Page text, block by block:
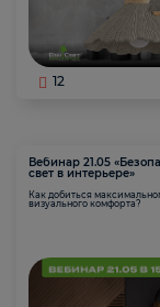
12
Вебинар 21.05
свет в интерьере»
Как добиться
визуального комфорта?